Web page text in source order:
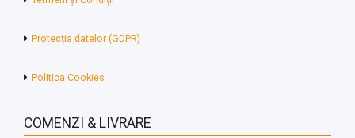
Protecția datelor (GDPR)
Politica Cookies
COMENZI & LIVRARE